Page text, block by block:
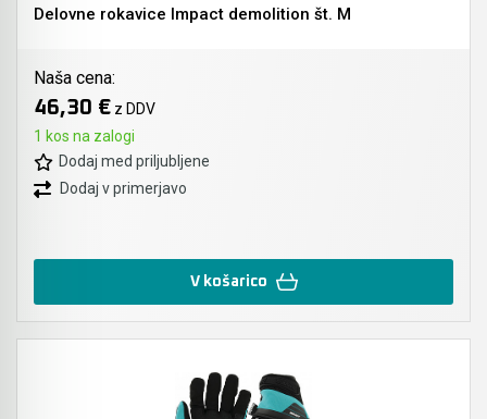
Delovne rokavice Impact demolition št. M
Naša cena:
46,30 € z DDV
1 kos na zalogi
Dodaj med priljubljene
Dodaj v primerjavo
V košarico